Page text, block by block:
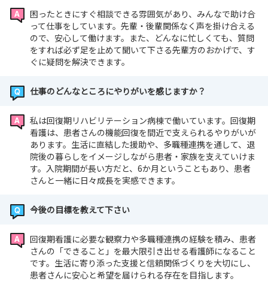
困ったときにすぐ相談できる雰囲気があり、みんなで助け合
って仕事をしています。先輩・後輩関係なく声を掛け合える
ので、安心して働けます。また、どんなに忙しくても、質問
をすれば必ず足を止めて聞いて下さる先輩方のおかげで、す
ぐに疑問を解決できます。
仕事のどんなところにやりがいを感じますか？
私は回復期リハビリテーション病棟で働いています。回復期
看護は、患者さんの機能回復を間近で支えられるやりがいが
あります。生活に直結した援助や、多職種連携を通して、退
院後の暮らしをイメージしながら患者・家族を支えていけま
す。入院期間が長い方だと、6か月ということもあり、患者
さんと一緒に日々成長を実感できます。
今後の目標を教えて下さい
回復期看護に必要な観察力や多職種連携の経験を積み、患者
さんの「できること」を最大限引き出せる看護師になること
です。生活に寄り添った支援と信頼関係づくりを大切にし、
患者さんに安心と希望を届けられる存在を目指します。